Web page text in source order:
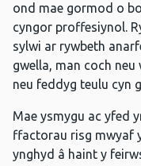
ond mae gormod o
cyngor proffesiynol.
sylwi ar rywbeth
gwella, man coch
neu feddyg teulu cyn
Mae ysmygu ac yfed
ffactorau risg mwyaf
ynghyd â haint y